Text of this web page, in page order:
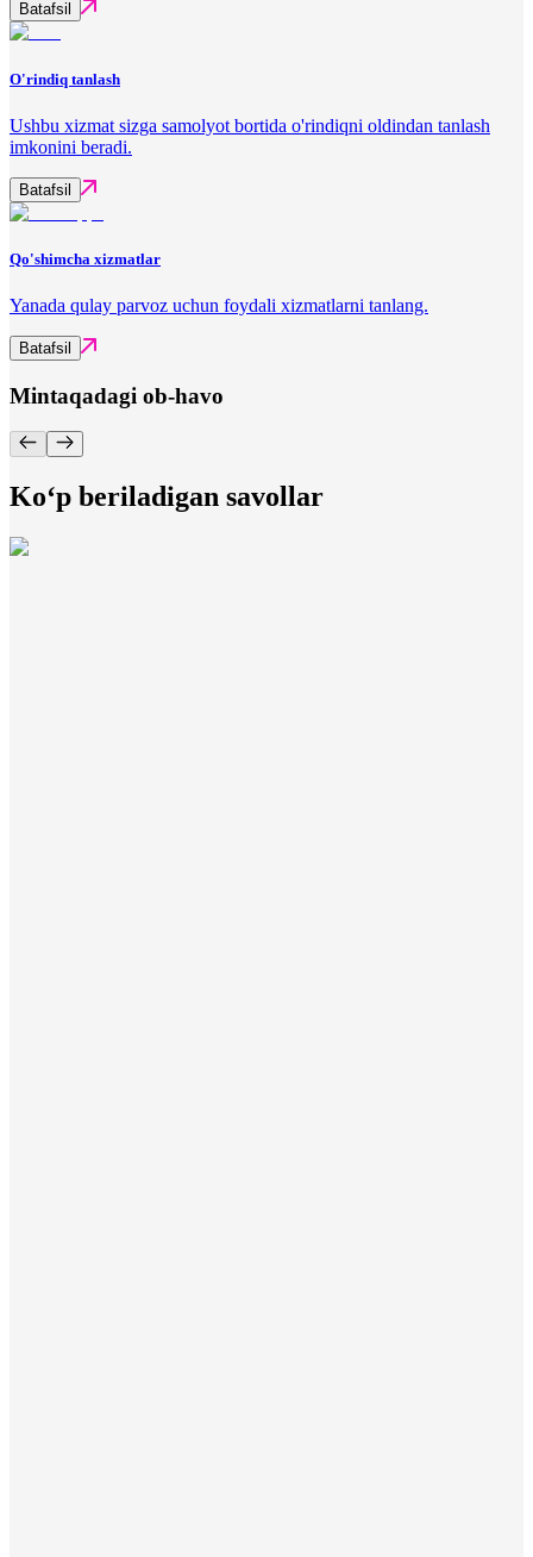
Batafsil
O'rindiq tanlash
Ushbu xizmat sizga samolyot bortida o'rindiqni oldindan tanlash
imkonini beradi.
Batafsil
Qo'shimcha xizmatlar
Yanada qulay parvoz uchun foydali xizmatlarni tanlang.
Batafsil
Mintaqadagi ob-havo
Ko‘p beriladigan savollar